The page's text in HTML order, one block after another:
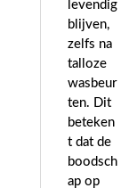
levendig
blijven,
zelfs na
talloze
wasbeur
ten. Dit
beteken
t dat de
boodsch
ap op